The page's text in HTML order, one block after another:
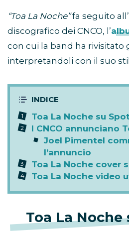
“Toa La Noche”fa seguito
discografico dei CNCO, l’
con cui la band ha rivisitato
interpretandoli con il suo
Toa La Noche su
I CNCO annunciano
Joel Pimentel
l’annuncio
Toa La Noche cover
Toa La Noche video
Toa La